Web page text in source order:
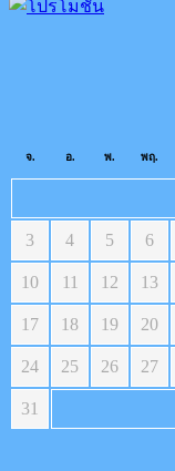
จ. อ. พ. พฤ.
3 4 5 6
10 11 12 13
17 18 19 20
24 25 26 27
31